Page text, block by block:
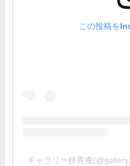
この投稿を
ギャラリー枝香庵